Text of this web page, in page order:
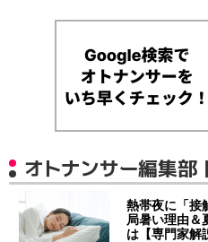
オトナンサー編集部
熱帯夜に「
局暑い理由＆
は【専門家解